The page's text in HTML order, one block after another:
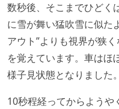
数秒後、そこまでひどく
に雪が舞い猛吹雪に似た
アウト”よりも視界が狭
を覚えています。車はほ
様子見状態となりました。
10秒程経ってからよう